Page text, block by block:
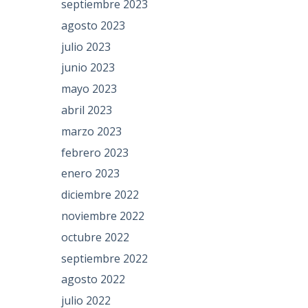
septiembre 2023
agosto 2023
julio 2023
junio 2023
mayo 2023
abril 2023
marzo 2023
febrero 2023
enero 2023
diciembre 2022
noviembre 2022
octubre 2022
septiembre 2022
agosto 2022
julio 2022